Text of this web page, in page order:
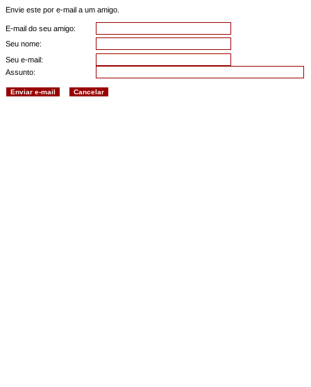
Envie este por e-mail a um amigo.
E-mail do seu amigo:
Seu nome:
Seu e-mail:
Assunto: